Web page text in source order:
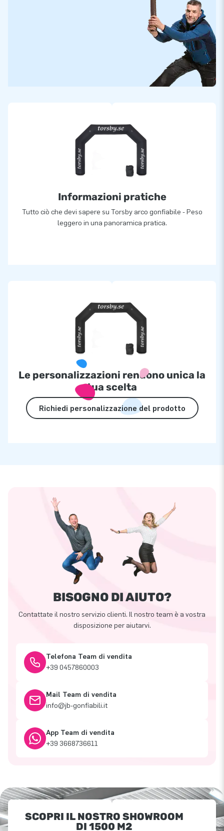
Informazioni pratiche
Tutto ciò che devi sapere su Torsby arco gonfiabile - Peso
leggero in una panoramica pratica.
Le personalizzazioni rendono unica la
tua scelta
Richiedi personalizzazione del prodotto
BISOGNO DI AIUTO?
Contattate il nostro servizio clienti. Il nostro team è a vostra
disposizione per aiutarvi.
Telefona Team di vendita
+39 0457860003
Mail Team di vendita
info@jb-gonfiabili.it
App Team di vendita
+39 3668736611
SCOPRI IL NOSTRO SHOWROOM
DI 1500 M2